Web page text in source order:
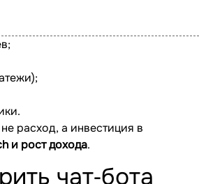
расход, а инвестиция в
и рост дохода.
чат‐бота